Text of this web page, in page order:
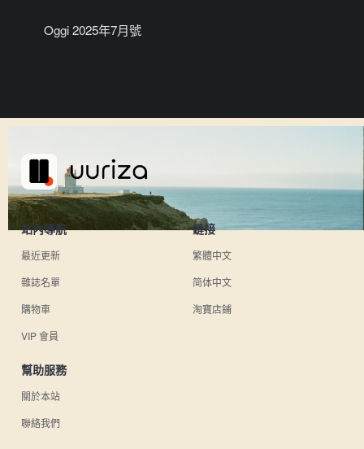
Oggi 2025年7月號
站內導航
最近更新
雜誌名單
購物車
VIP 會員
鏈接
繁體中文
简体中文
淘寶店鋪
幫助服務
關於本站
聯絡我們